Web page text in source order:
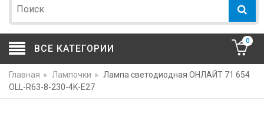
ВСЕ КАТЕГОРИИ
0
Главная » Лампочки » Лампа светодиодная ОНЛАЙТ 71 654
OLL-R63-8-230-4K-E27